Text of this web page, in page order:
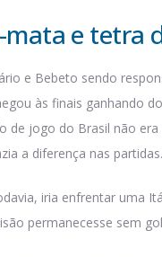
e tetra
e Bebeto sendo
às finais ganhando
de jogo do Brasil não
a diferença nas partidas.
iria enfrentar uma
permanecesse sem